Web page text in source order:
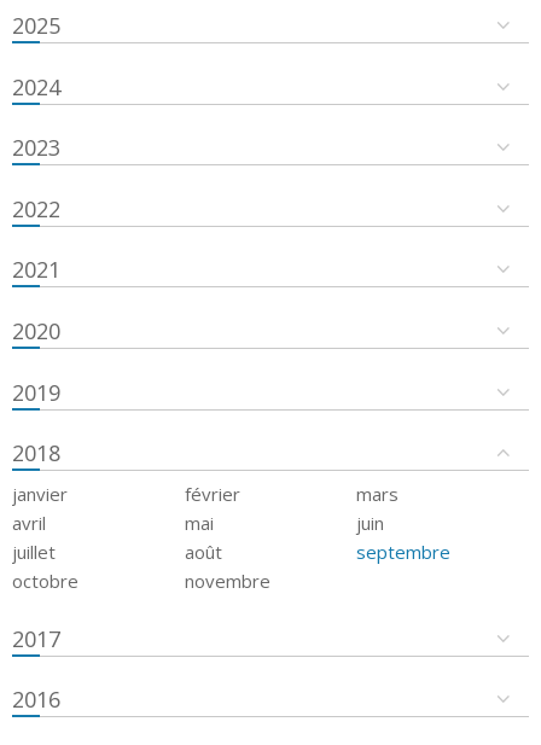
2025
2024
2023
2022
2021
2020
2019
2018
janvier février
mars
avril
mai
juin
juillet
août
septembre
octobre
novembre
2017
2016